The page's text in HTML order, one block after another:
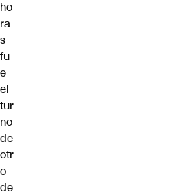
ho
ra
s
fu
e
el
tur
no
de
otr
o
de